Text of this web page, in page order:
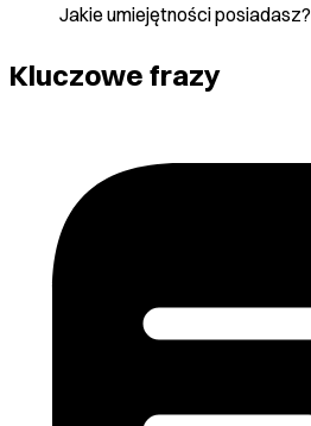
Jakie umiejętności posiadasz?
Kluczowe frazy